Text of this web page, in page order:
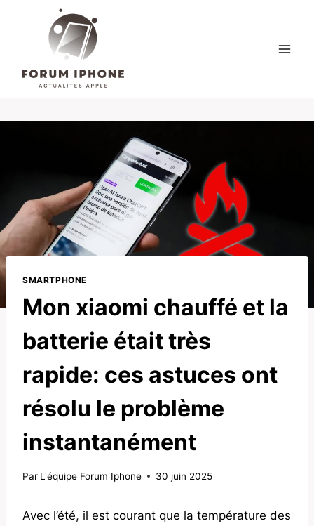
SMARTPHONE
Mon xiaomi chauffé et la
batterie était très
rapide: ces astuces ont
résolu le problème
instantanément
Par L'équipe Forum Iphone 30 juin 2025
Avec l’été, il est courant que la température des